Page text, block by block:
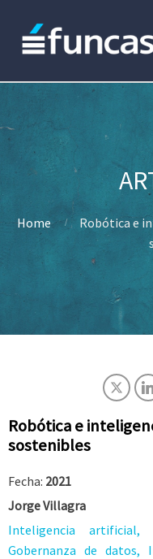
Home
Robótica e
Robótica e
sostenibles
Fecha: 2021
Jorge Villagra
Inteligencia artificial,
Gobernanza de datos,